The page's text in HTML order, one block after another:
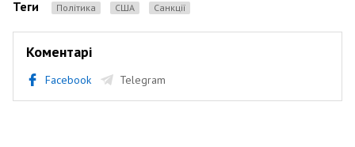
Теги Політика США Санкції
Коментарі
Facebook Telegram